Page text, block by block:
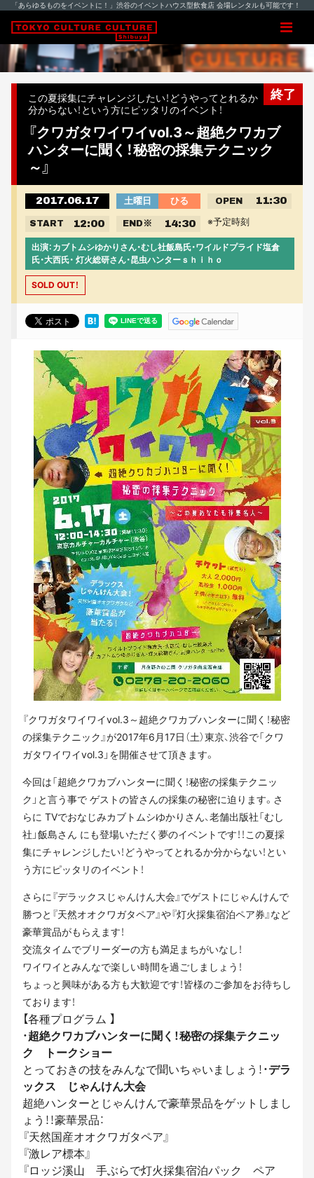
「あらゆるものをイベントに！」渋谷のイベントハウス型飲食店 会場レンタルも可能です！
終了
この夏採集にチャレンジしたい！どうやってとれるか
分からない！という方にピッタリのイベント！
『クワガタワイワイvol.3～超絶クワカブ
ハンターに聞く！秘密の採集テクニック
～』
2017.06.17 土曜日 ひる OPEN 11:30
START 12:00 END ※ 14:30 ※予定時刻
出演：カブトムシゆかりさん・むし社飯島氏・ワイルドプライド塩倉
氏・大西氏・ 灯火総研さん・昆虫ハンターｓｈｉｈｏ
SOLD OUT！
『クワガタワイワイvol.3～超絶クワカブハンターに聞く！秘密
の採集テクニック』が2017年6月17日（土）東京、渋谷で「クワ
ガタワイワイvol.3」を開催させて頂きます。
今回は「超絶クワカブハンターに聞く！秘密の採集テクニッ
ク」と言う事で ゲストの皆さんの採集の秘密に迫ります。さ
らに TVでおなじみカブトムシゆかりさん、老舗出版社「むし
社」飯島さん にも登場いただく夢のイベントです！！この夏採
集にチャレンジしたい！どうやってとれるか分からない！とい
う方にピッタリのイベント！
さらに『デラックスじゃんけん大会』でゲストにじゃんけんで
勝つと『天然オオクワガタペア』や『灯火採集宿泊ペア券』など
豪華賞品がもらえます！
交流タイムでブリーダーの方も満足まちがいなし！
ワイワイとみんなで楽しい時間を過ごしましょう！
ちょっと興味がある方も大歓迎です！皆様のご参加をお待ちし
ております！
【各種プログラム 】
・超絶クワカブハンターに聞く！秘密の採集テクニッ
ク トークショー
とっておきの技をみんなで聞いちゃいましょう！・デラ
ックス じゃんけん大会
超絶ハンターとじゃんけんで豪華景品をゲットしまし
ょう！！豪華景品：
『天然国産オオクワガタペア』
『激レア標本』
『ロッジ溪山 手ぶらで灯火採集宿泊パック ペア